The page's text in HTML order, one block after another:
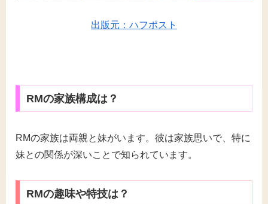
出版元：ハフポスト
RMの家族構成は？
RMの家族は両親と妹がいます。彼は家族思いで、特に
妹との関係が深いことで知られています。
RMの趣味や特技は？